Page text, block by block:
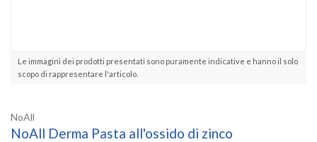
Le immagini dei prodotti presentati sono puramente indicative e hanno il solo
scopo di rappresentare l'articolo.
NoAll
NoAll Derma Pasta all'ossido di zinco